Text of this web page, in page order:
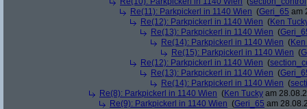
Re(11): Parkpickerl in 1140 Wien (Geri_65 am
Re(12): Parkpickerl in 1140 Wien (Ken
Re(13): Parkpickerl in 1140 Wien (
Re(14): Parkpickerl in 1140 Wien (
Re(15): Parkpickerl in 1140 Wien (
Re(12): Parkpickerl in 1140 Wien (
Re(13): Parkpickerl in 1140 Wien (
Re(14): Parkpickerl in 1140 Wien (
Re(8): Parkpickerl in 1140 Wien (Ken Tucky am
Re(9): Parkpickerl in 1140 Wien (Geri_65 am